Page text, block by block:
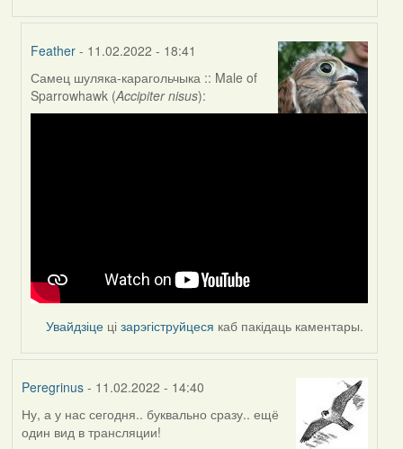
Feather - 11.02.2022 - 18:41
In
reply
Самец шуляка-карагольчыка :: Male of
Sparrowhawk (Accipiter nisus):
Увайдзіце цізарэгіструйцеся каб пакідаць каментары.
Peregrinus- 11.02.2022 - 14:40
Ну, а у нас сегодня.. буквально сразу.. ещё
один вид в трансляции!